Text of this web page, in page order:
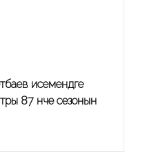
исемендәге
87 нче сезонын